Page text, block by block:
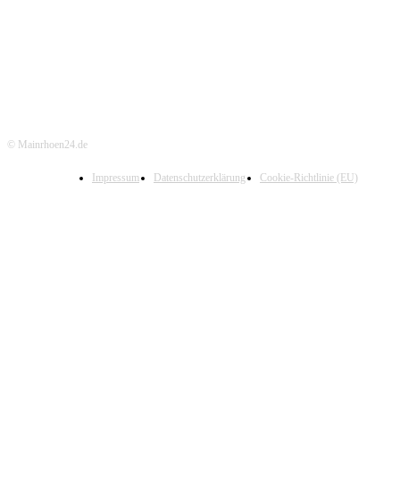
© Mainrhoen24.de
Impressum Datenschutzerklärung Cookie-Richtlinie (EU)